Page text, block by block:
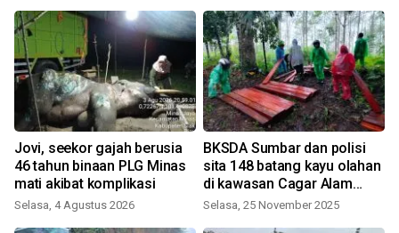
Jovi, seekor gajah berusia
46 tahun binaan PLG Minas
mati akibat komplikasi
Selasa, 4 Agustus 2026
BKSDA Sumbar dan polisi
sita 148 batang kayu olahan
di kawasan Cagar Alam
Maninjau
Selasa, 25 November 2025